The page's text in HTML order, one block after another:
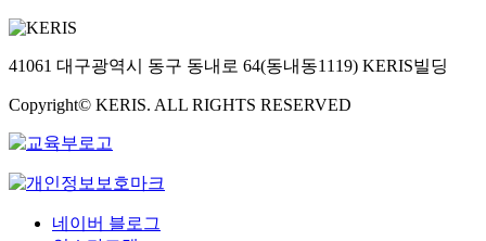
41061 대구광역시 동구 동내로 64(동내동1119) KERIS빌딩
Copyright© KERIS. ALL RIGHTS RESERVED
네이버 블로그